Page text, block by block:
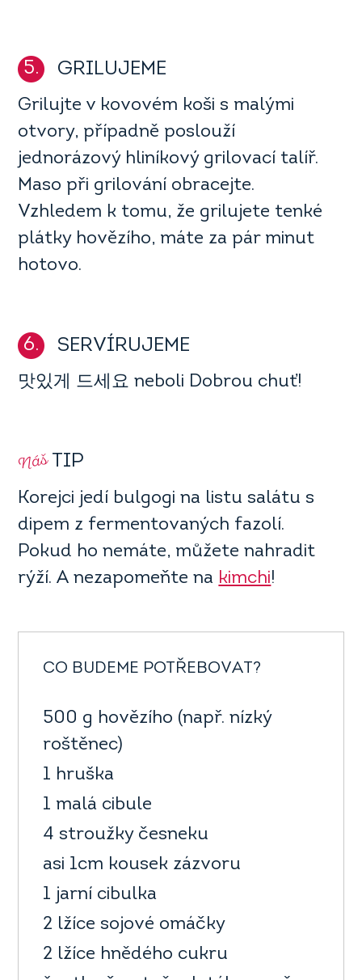
5. GRILUJEME
Grilujte v kovovém koši s malými
otvory, případně poslouží
jednorázový hliníkový grilovací talíř.
Maso při grilování obracejte.
Vzhledem k tomu, že grilujete tenké
plátky hovězího, máte za pár minut
hotovo.
6. SERVÍRUJEME
맛있게 드세요 neboli Dobrou chuť!
NášTIP
Korejci jedí bulgogi na listu salátu s
dipem z fermentovaných fazolí.
Pokud ho nemáte, můžete nahradit
rýží. A nezapomeňte na kimchi!
CO BUDEME POTŘEBOVAT?
500 g hovězího (např. nízký
roštěnec)
1 hruška
1 malá cibule
4 stroužky česneku
asi 1cm kousek zázvoru
1 jarní cibulka
2 lžíce sojové omáčky
2 lžíce hnědého cukru